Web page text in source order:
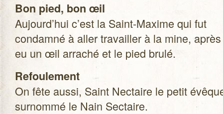
Bon pied, bon œil
Aujourd’hui c’est la Saint-Maxime qui fut
condamné à aller tra­vailler à la mine,
eu un œil arra­ché et le pied brulé.
Refou­le­ment
On fête aussi, Saint Nec­taire le petit
sur­nommé le Nain Sectaire.